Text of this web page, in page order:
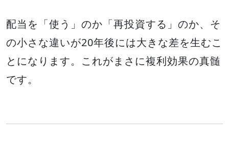
配当を「使う」のか「再投資する」のか、そ
の小さな違いが20年後には大きな差を生むこ
とになります。これがまさに複利効果の真髄
です。